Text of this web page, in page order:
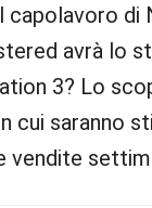
capolavoro di
avrà lo
3? Lo
cui saranno
vendite